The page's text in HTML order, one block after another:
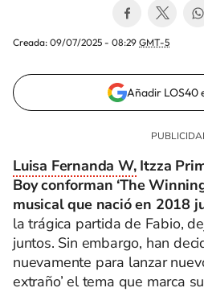
Creada: 09/07/2025 - 08:29 GMT-5
Añadir LOS40
Luisa Fernanda W,Itzza
Boy conforman ‘The
musical que nació en 2018
la trágica partida de Fabio,
juntos. Sin embargo, han
nuevamente para lanzar
extraño’ el tema que marca